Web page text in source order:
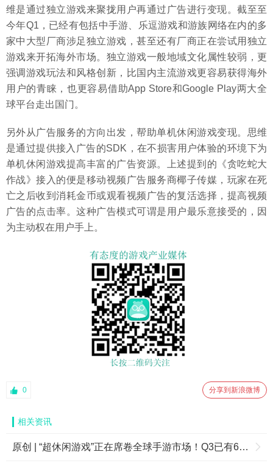
维是通过独立游戏来聚拢用户再通过广告进行变现。截至至
今年Q1，已经有包括中手游、乐逗游戏和游族网络在内的多
家中大型厂商涉足独立游戏，甚至还有厂商正在尝试用独立
游戏来开拓海外市场。独立游戏一般地域文化属性较弱，更
强调游戏玩法和风格创新，比国内主流游戏更容易获得海外
用户的青睐，也更容易借助App Store和Google Play两大全
球平台走出国门。
另外从广告服务的方向出发，帮助单机休闲游戏变现。思维
是通过提供接入广告的SDK，在不损害用户体验的环境下为
单机休闲游戏提高丰富的广告资源。上述提到的《贪吃蛇大
作战》接入的便是移动视频广告服务商椰子传媒，玩家在死
亡之后收到消耗金币或观看视频广告的复活选择，提高视频
广告的点击率。这种广告模式可谓是用户最乐意接受的，因
为主动权在用户手上。
0 分享到新浪微博
相关资讯
原创 | “超休闲游戏”正在席卷全球手游市场！Q3已有6款爆款下载量超5000万